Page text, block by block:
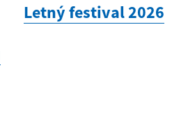
Letný festival 2026